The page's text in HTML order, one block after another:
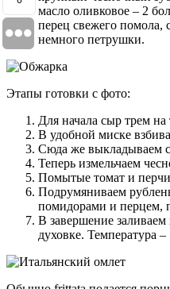
масло оливковое – 2
перец свежего помола,
немного петрушки.
Этапы готовки с фото:
Для начала сыр трем
В удобной миске
Сюда же выкладываем
Теперь измельчаем
Помытые томат и
Подрумяниваем
помидорами и перцем,
В завершение
духовке. Температура